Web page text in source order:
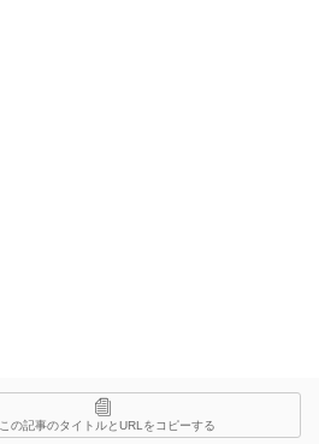
この記事のタイトルとURLをコピーする